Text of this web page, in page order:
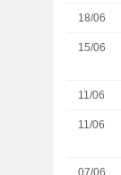
18/06
15/06
11/06
11/06
07/06